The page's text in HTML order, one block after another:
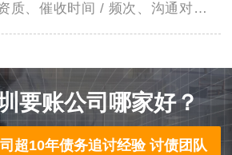
质、催收时间 / 频次、沟通对象、
一、先看主体：讨债公司本身是否
要账公司哪家好？
超10年债务追讨经验 讨债团队